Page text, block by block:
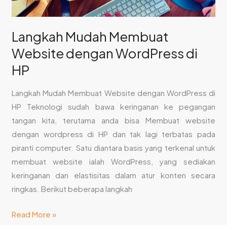
Langkah Mudah Membuat
Website dengan WordPress di
HP
Langkah Mudah Membuat Website dengan WordPress di
HP Teknologi sudah bawa keringanan ke pegangan
tangan kita, terutama anda bisa Membuat website
dengan wordpress di HP dan tak lagi terbatas pada
piranti computer. Satu diantara basis yang terkenal untuk
membuat website ialah WordPress, yang sediakan
keringanan dan elastisitas dalam atur konten secara
ringkas. Berikut beberapa langkah
Read More »